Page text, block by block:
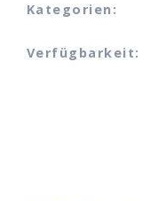
Kategorien:
Verfügbarkeit: